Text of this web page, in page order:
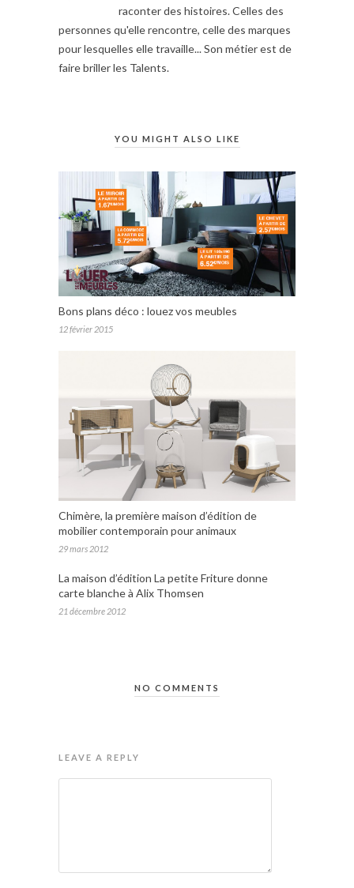
raconter des histoires. Celles des
personnes qu'elle rencontre, celle des marques
pour lesquelles elle travaille... Son métier est de
faire briller les Talents.
YOU MIGHT ALSO LIKE
Bons plans déco : louez vos meubles
12 février 2015
Chimère, la première maison d’édition de
mobilier contemporain pour animaux
29 mars 2012
La maison d’édition La petite Friture donne
carte blanche à Alix Thomsen
21 décembre 2012
NO COMMENTS
LEAVE A REPLY